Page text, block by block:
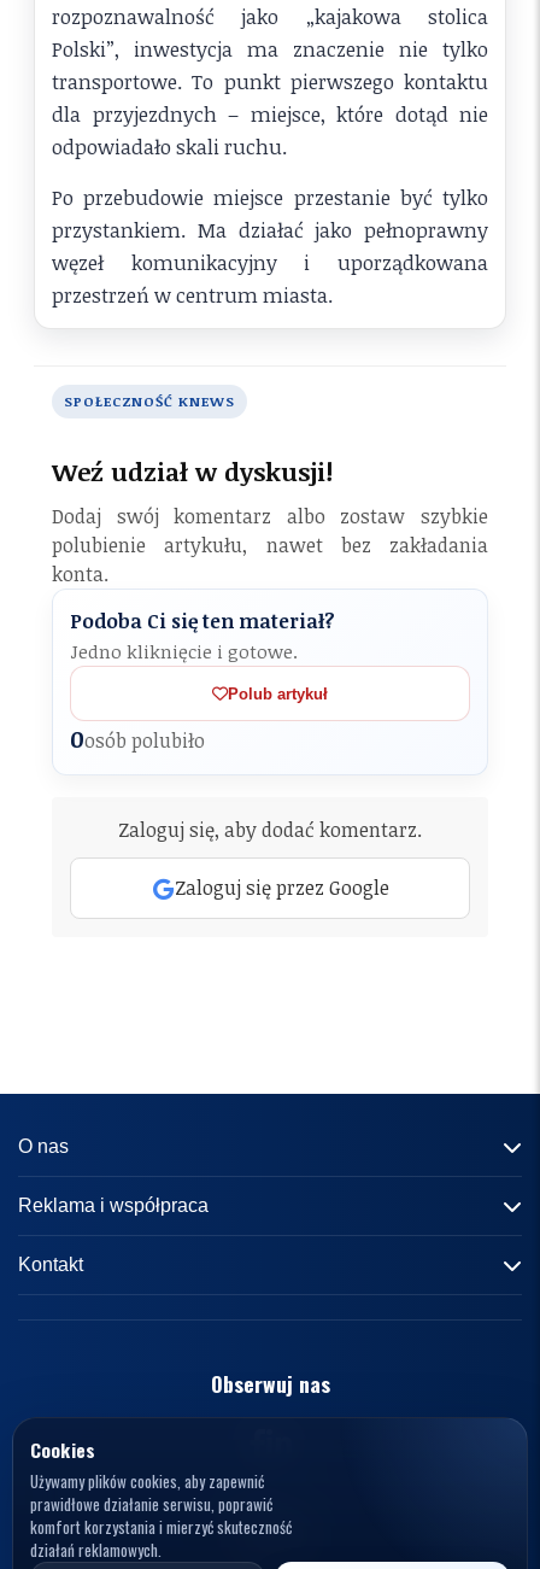
rozpoznawalność jako „kajakowa stolica
Polski”, inwestycja ma znaczenie nie tylko
transportowe. To punkt pierwszego kontaktu
dla przyjezdnych – miejsce, które dotąd nie
odpowiadało skali ruchu.
Po przebudowie miejsce przestanie być tylko
przystankiem. Ma działać jako pełnoprawny
węzeł komunikacyjny i uporządkowana
przestrzeń w centrum miasta.
SPOŁECZNOŚĆ KNEWS
Weź udział w dyskusji!
Dodaj swój komentarz albo zostaw szybkie
polubienie artykułu, nawet bez zakładania
konta.
Podoba Ci się ten materiał?
Jedno kliknięcie i gotowe.
Polub artykuł
0osób polubiło
Zaloguj się, aby dodać komentarz.
Zaloguj się przez Google
O nas
Informacje o portalu
Kariera
Reklama i współpraca
Reklama
Kontakt
kontakt@knews.pl
Polska
NIP: 7272595979
Obserwuj nas
Cookies
Używamy plików cookies, aby zapewnić
prawidłowe działanie serwisu, poprawić
komfort korzystania i mierzyć skuteczność
działań reklamowych.